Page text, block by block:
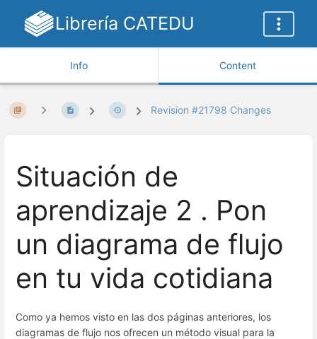
Librería CATEDU
Info Content
Revision #21798 Changes
Situación de
aprendizaje 2 . Pon
un diagrama de flujo
en tu vida cotidiana
Como ya hemos visto en las dos páginas anteriores, los
diagramas de flujo nos ofrecen un método visual para la